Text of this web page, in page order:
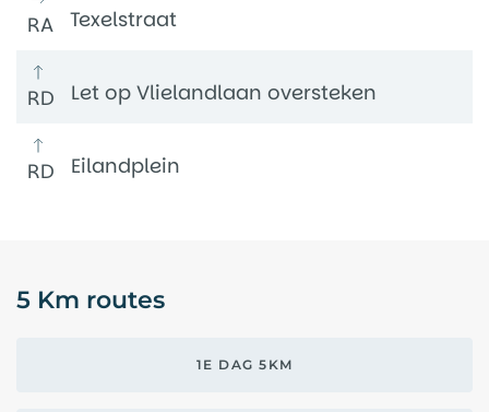
RA Texelstraat
RD Let op Vlielandlaan oversteken
RD Eilandplein
5 Km routes
1E DAG 5KM